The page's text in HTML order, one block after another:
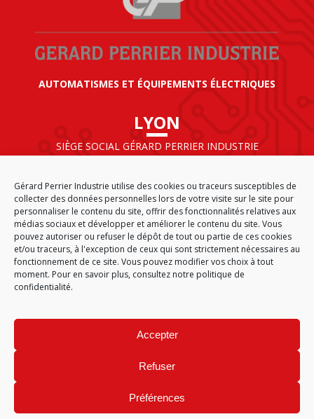
Gérard Perrier Industrie utilise des cookies ou traceurs susceptibles de
collecter des données personnelles lors de votre visite sur le site pour
personnaliser le contenu du site, offrir des fonctionnalités relatives aux
médias sociaux et développer et améliorer le contenu du site. Vous
pouvez autoriser ou refuser le dépôt de tout ou partie de ces cookies
et/ou traceurs, à l'exception de ceux qui sont strictement nécessaires au
fonctionnement de ce site. Vous pouvez modifier vos choix à tout
moment. Pour en savoir plus, consultez notre politique de
confidentialité.
Accepter
Refuser
Préférences
AUTOMATISMES ET ÉQUIPEMENTS ÉLECTRIQUES
LYON
SIÈGE SOCIAL GÉRARD PERRIER INDUSTRIE
69125 LYON AÉROPORT SAINT EXUPÉRY
FRANCE
ACCUEIL CGA PLAN DU SITE
MENTIONS LÉGALES
DONNÉES PERSONNELLES
GÉRARD PERRIER INDUSTRIE – TOUS DROITS RÉSERVÉS
Site réalisé par